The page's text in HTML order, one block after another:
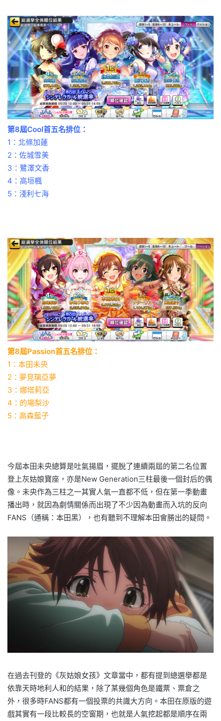
第8屆Cool首五名排位：
1：北條加蓮
2：佐城雪美
3：鷺澤文香
4：高垣楓
5：淺利七海
第8屆Passion首五名排位：
1：本田未央
2：夢見璃亞夢
3：娜塔莉亞
4：的場梨沙
5：高森藍子
今屆本田未央總算是吐氣揚眉，擺脫了連續兩屆的第二名位置
登上灰姑娘寶座，亦是New Generation三柱最後一個封后的偶
像。未央作為三柱之一其實人氣一直都不低，但在第一季動畫
播出時，就因為劇情關係而出現了不少因為動畫而入坑的反向
FANS（通稱：本田黑），也有聽到不理解本田會勝出的疑問。
在過去刊登的《灰姑娘女孩》文章當中，都有提到總選舉都是
依靠天時地利人和的結果，除了某幾個角色是鐵票、票倉之
外，很多時FANS都有一個投票的共識大方向。本田在原版的遊
戲其實有一段比較長的空窗期，也就是人氣挖起都是順序在兩